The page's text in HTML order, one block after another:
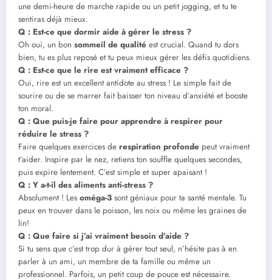
une demi-heure de marche rapide ou un petit jogging, et tu te
sentiras déjà mieux.
Q : Est-ce que dormir aide à gérer le stress ?
Oh oui, un bon sommeil de qualité est crucial. Quand tu dors
bien, tu es plus reposé et tu peux mieux gérer les défis quotidiens.
Q : Est-ce que le rire est vraiment efficace ?
Oui, rire est un excellent antidote au stress ! Le simple fait de
sourire ou de se marrer fait baisser ton niveau d’anxiété et booste
ton moral.
Q : Que puis-je faire pour apprendre à respirer pour
réduire le stress ?
Faire quelques exercices de respiration profonde peut vraiment
t’aider. Inspire par le nez, retiens ton souffle quelques secondes,
puis expire lentement. C’est simple et super apaisant !
Q : Y a-t-il des aliments anti-stress ?
Absolument ! Les oméga-3 sont géniaux pour ta santé mentale. Tu
peux en trouver dans le poisson, les noix ou même les graines de
lin!
Q : Que faire si j’ai vraiment besoin d’aide ?
Si tu sens que c’est trop dur à gérer tout seul, n’hésite pas à en
parler à un ami, un membre de ta famille ou même un
professionnel. Parfois, un petit coup de pouce est nécessaire.